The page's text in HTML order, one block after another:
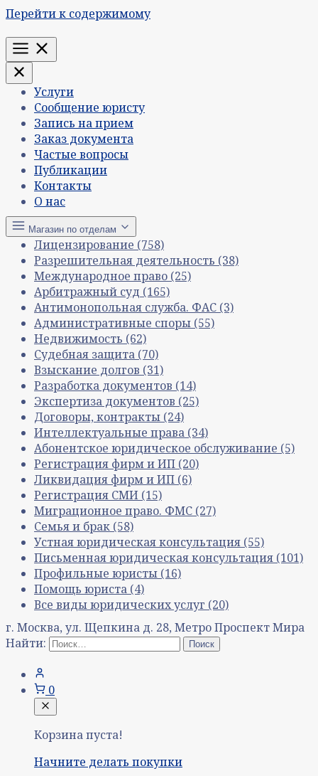
Перейти к содержимому
Меню
Услуги
Сообщение юристу
Запись на прием
Заказ документа
Частые вопросы
Публикации
Контакты
О нас
Магазин по отделам
Лицензирование (758)
Разрешительная деятельность (38)
Международное право (25)
Арбитражный суд (165)
Антимонопольная служба. ФАС (3)
Административные споры (55)
Недвижимость (62)
Судебная защита (70)
Взыскание долгов (31)
Разработка документов (14)
Экспертиза документов (25)
Договоры, контракты (24)
Интеллектуальные права (34)
Абонентское юридическое обслуживание (5)
Регистрация фирм и ИП (20)
Ликвидация фирм и ИП (6)
Регистрация СМИ (15)
Миграционное право. ФМС (27)
Семья и брак (58)
Устная юридическая консультация (55)
Письменная юридическая консультация (101)
Профильные юристы (16)
Помощь юриста (4)
Все виды юридических услуг (20)
г. Москва, ул. Щепкина д. 28, Метро Проспект Мира
Найти:
0
Корзина пуста!
Начните делать покупки